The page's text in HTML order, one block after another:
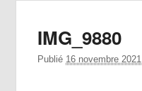
IMG_9880
Publié 16 novembre 2021